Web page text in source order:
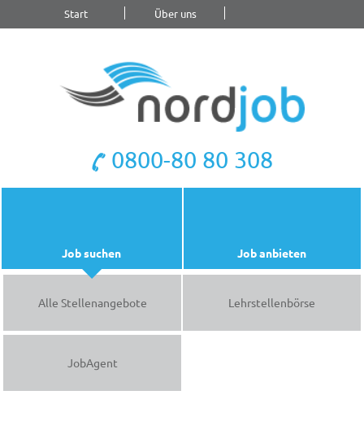
Start
Über uns
0800-80 80 308
Job suchen Job anbieten
Alle Stellenangebote Lehrstellenbörse
JobAgent